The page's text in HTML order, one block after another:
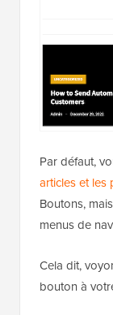
Par défaut,
articles et les
Boutons,
menus de
Cela dit,
bouton à